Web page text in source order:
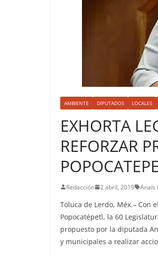
AMBIENTE DIPUTADOS LOCALES
EXHORTA
REFORZAR
Redacción 2 abril, 2019 Anaís
Toluca de Lerdo, Méx.– Con
Popocatépetl, la 60
propuesto por la diputada
y municipales a realizar